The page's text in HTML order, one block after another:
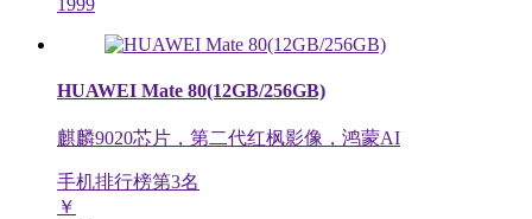
HUAWEI Mate 80(12GB/256GB)
麒麟9020芯片，第二代红枫影像，鸿蒙AI
手机排行榜第3名
￥